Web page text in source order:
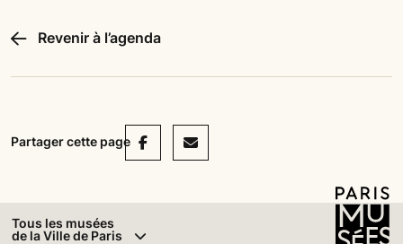
Revenir à l’agenda
Partager cette pageFacebook
Mail
Tous les musées
de la Ville de Paris